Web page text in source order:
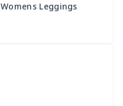
Womens Leggings